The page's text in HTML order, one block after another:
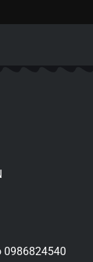
0986824540